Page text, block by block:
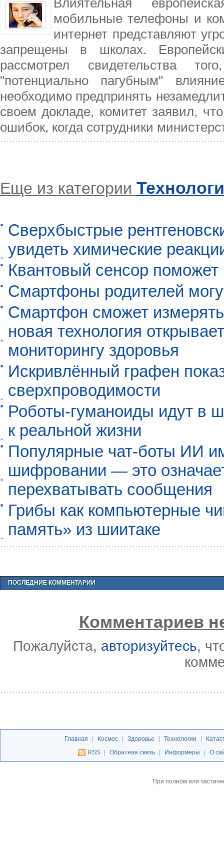
мобильные телефоны и
интернет представляют
запрещены в школах.
рассмотрел свидетельства
"потенциально пагубным"
необходимо предпринять
своем докладе, комитет заявил,
ошибок, когда сотрудники
Еще из категории
Сверхбыстрые
увидеть химические
Квантовый сенсор
Смартфоны родителей
Смартфон сможет
новая технология
мониторингу здоровья
Искривлённый графен
сверхпроводимости
Роботы-гуманоиды идут в
к реальной жизни
Популярные чат-боты ИИ
шифровании — это
перехватывать сообщения
Грибы как компьютерные
память» из шиитаке
ПОСЛЕДНИЕ КОММЕНТАРИИ
Комментариев
Пожалуйста, авторизуйтесь,
Главная | Космос | Здоровье | Технологии |
RSS
| Обратная связь | Информеры | О
При полном или